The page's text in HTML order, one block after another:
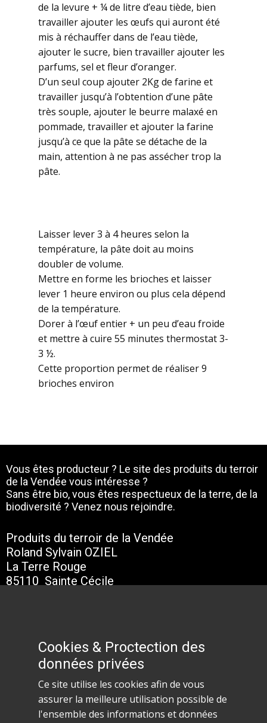
de la levure + ¼ de litre d’eau tiède, bien
travailler ajouter les œufs qui auront été
mis à réchauffer dans de l’eau tiède,
ajouter le sucre, bien travailler ajouter les
parfums, sel et fleur d’oranger.
D’un seul coup ajouter 2Kg de farine et
travailler jusqu’à l’obtention d’une pâte
très souple, ajouter le beurre malaxé en
pommade, travailler et ajouter la farine
jusqu’à ce que la pâte se détache de la
main, attention à ne pas assécher trop la
pâte.
Laisser lever 3 à 4 heures selon la
température, la pâte doit au moins
doubler de volume.
Mettre en forme les brioches et laisser
lever 1 heure environ ou plus cela dépend
de la température.
Dorer à l’œuf entier + un peu d’eau froide
et mettre à cuire 55 minutes thermostat 3-
3 ½.
Cette proportion permet de réaliser 9
brioches environ
Vous êtes producteur ? Le site des produits du terroir
de la Vendée vous intéresse ?
Sans être bio, vous êtes respectueux de la terre, de la
biodiversité ? Venez nous rejoindre.
Produits du terroir de la Vendée
Roland Sylvain OZIEL
La Terre Rouge
85110 Sainte Cécile
Téléphone : 02 51 40 25 32
portable : 06 81 34 36 17
Produits du terroir de la Vendée - Roland Sylvain
Cookies & Proctection des
données privées
Ce site utilise les cookies afin de vous
assurer la meilleure utilisation possible de
l'ensemble des informations et données
Cookies & Proctection des
données privées
Ce site utilise les cookies afin de vous
assurer la meilleure utilisation possible de
l'ensemble des informations et données